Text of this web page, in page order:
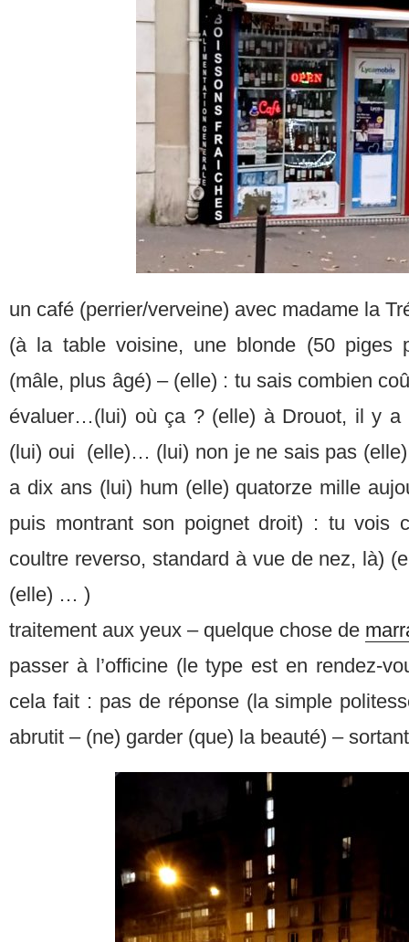
un café (perrier/verveine) avec madame la
(à la table voisine, une blonde (50 piges
(mâle, plus âgé) – (elle) : tu sais combien
évaluer…(lui) où ça ? (elle) à Drouot, il y a
(lui) oui (elle)… (lui) non je ne sais pas (elle)
a dix ans (lui) hum (elle) quatorze mille
puis montrant son poignet droit) : tu vois
coultre reverso, standard à vue de nez, là)
(elle) … )
traitement aux yeux – quelque chose de
passer à l’officine (le type est en rendez-
cela fait : pas de réponse (la simple
abrutit – (ne) garder (que) la beauté) –